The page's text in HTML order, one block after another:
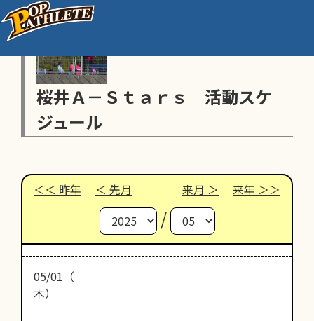
桜井Ａ－Ｓｔａｒｓ 活動スケ
ジュール
昨年 先月 来月 来年
/
05/01（
木）